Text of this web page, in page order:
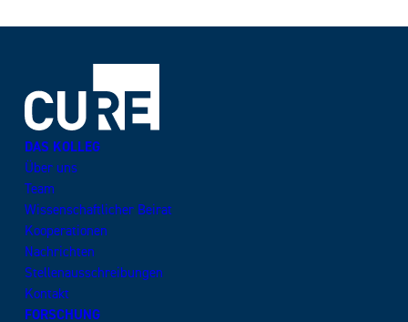
DAS KOLLEG
Über uns
Team
Wissenschaftlicher Beirat
Kooperationen
Nachrichten
Stellenausschreibungen
Kontakt
FORSCHUNG